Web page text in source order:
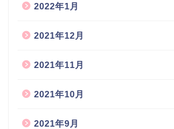
2022年1月
2021年12月
2021年11月
2021年10月
2021年9月